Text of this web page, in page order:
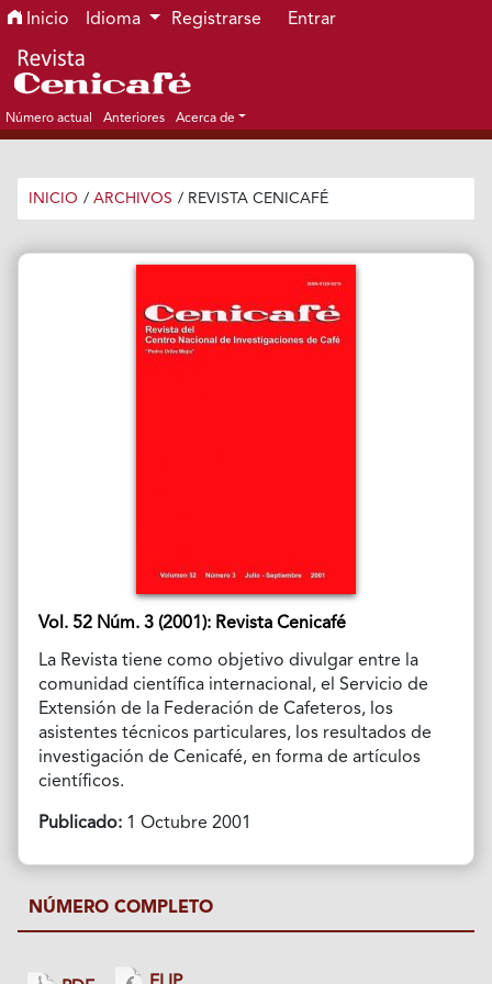
Ir al menú de navegación principal
Ir al contenido principal
Ir al pie de página del sitio
Inicio Idioma Registrarse Entrar
Número actual Anteriores Acerca de
INICIO / ARCHIVOS / REVISTA CENICAFÉ
Vol. 52 Núm. 3 (2001): Revista Cenicafé
La Revista tiene como objetivo divulgar entre la
comunidad científica internacional, el Servicio de
Extensión de la Federación de Cafeteros, los
asistentes técnicos particulares, los resultados de
investigación de Cenicafé, en forma de artículos
científicos.
Publicado:1 Octubre 2001
NÚMERO COMPLETO